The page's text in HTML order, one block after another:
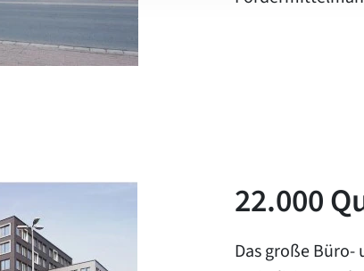
22.000
Das große Büro-